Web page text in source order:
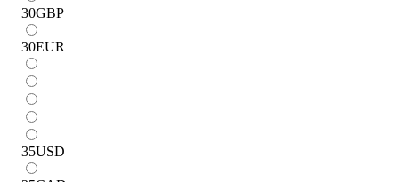
30GBP
30EUR
35USD